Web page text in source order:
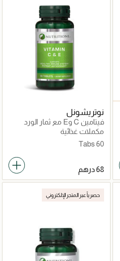
نوتريشونل
فيتامين C وE مع ثمار الورد
مكملات غذائية
60 Tabs
حصرياً عبر المتجر الإلكتروني